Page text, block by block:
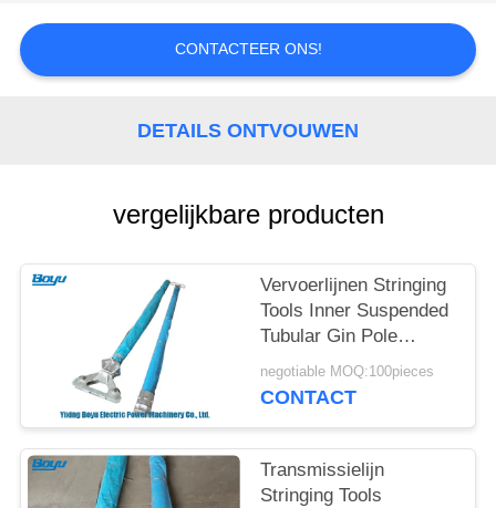
PRIVACY
CONTACTEER ONS!
DETAILS ONTVOUWEN
vergelijkbare producten
Vervoerlijnen Stringing
Tools Inner Suspended
Tubular Gin Pole
Derricks
negotiable MOQ:100pieces
CONTACT
Transmissielijn
Stringing Tools